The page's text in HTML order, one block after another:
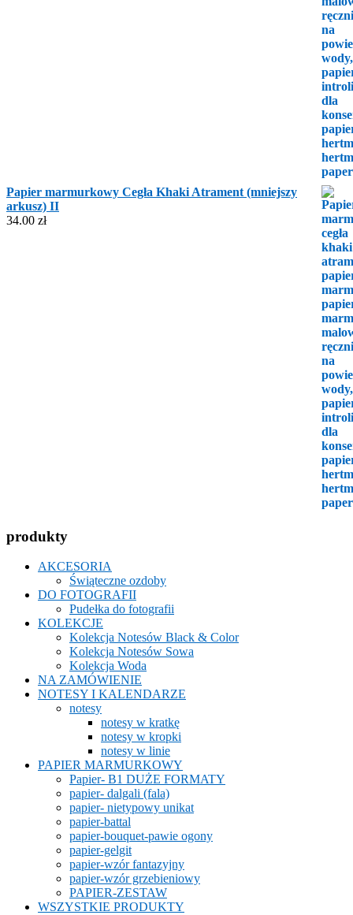
Papier marmurkowy Cegła Khaki Atrament (mniejszy
arkusz) II
34.00 zł
produkty
AKCESORIA
Świąteczne ozdoby
DO FOTOGRAFII
Pudełka do fotografii
KOLEKCJE
Kolekcja Notesów Black & Color
Kolekcja Notesów Sowa
Kolekcja Woda
NA ZAMÓWIENIE
NOTESY I KALENDARZE
notesy
notesy w kratkę
notesy w kropki
notesy w linie
PAPIER MARMURKOWY
Papier- B1 DUŻE FORMATY
papier- dalgali (fala)
papier- nietypowy unikat
papier-battal
papier-bouquet-pawie ogony
papier-gelgit
papier-wzór fantazyjny
papier-wzór grzebieniowy
PAPIER-ZESTAW
WSZYSTKIE PRODUKTY